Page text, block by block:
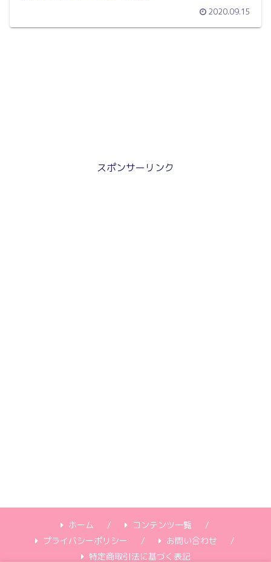
2020.09.15
スポンサーリンク
ホーム
コンテンツ一覧
プライバシーポリシー
お問い合わせ
特定商取引法に基づく表記